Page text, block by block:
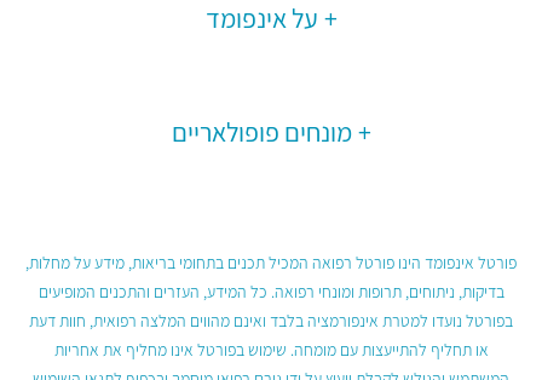
על אינפומד
מונחים פופולאריים
פורטל אינפומד הינו פורטל רפואה המכיל תכנים בתחומי בריאות, מידע על מחלות,
בדיקות, ניתוחים, תרופות ומונחי רפואה. כל המידע, העזרים והתכנים המופיעים
בפורטל נועדו למטרת אינפורמציה בלבד ואינם מהווים המלצה רפואית, חוות דעת
או תחליף להתייעצות עם מומחה. שימוש בפורטל אינו מחליף את אחריות